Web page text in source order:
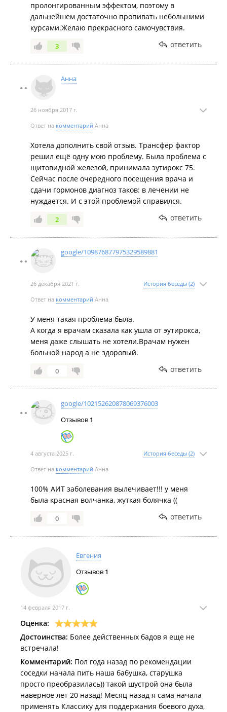
пролонгированным эффектом, поэтому в
дальнейшем достаточно пропивать небольшими
курсами.Желаю прекрасного самочувствия.
3 ответить
Анна
26 ноября 2017 г.
Ответ на комментарий Анна
Хотела дополнить свой отзыв. Трансфер фактор
решил ещё одну мою проблему. Была проблема с
щитовидной железой, принимала эутирокс 75.
Сейчас после очередного посещения врача и
сдачи гормонов диагноз таков: в лечении не
нуждается. И с этой проблемой справился.
2 ответить
google/109876877975329589881
26 декабря 2021 г. История беседы (2)
Ответ на комментарий Анна
У меня такая проблема была.
А когда я врачам сказала как ушла от эутирокса,
меня даже слышать не хотели.Врачам нужен
больной народ а не здоровый.
0 ответить
google/102152620878069376003
Отзывов 1
4 августа 2025 г. История беседы (2)
Ответ на комментарий Анна
100% АИТ заболевания вылечивает!!! у меня
была красная волчанка, жуткая болячка ((
0 ответить
Евгения
Отзывов 1
14 февраля 2017 г.
Оценка:
Достоинства: Более действенных бадов я еще не
встречала!
Комментарий: Пол года назад по рекомендации
соседки начала пить наша бабушка, старушка
просто преобразилась)) такой шустрой она была
наверное лет 20 назад! Месяц назад я сама начала
применять Классику для поддержания боевого духа,